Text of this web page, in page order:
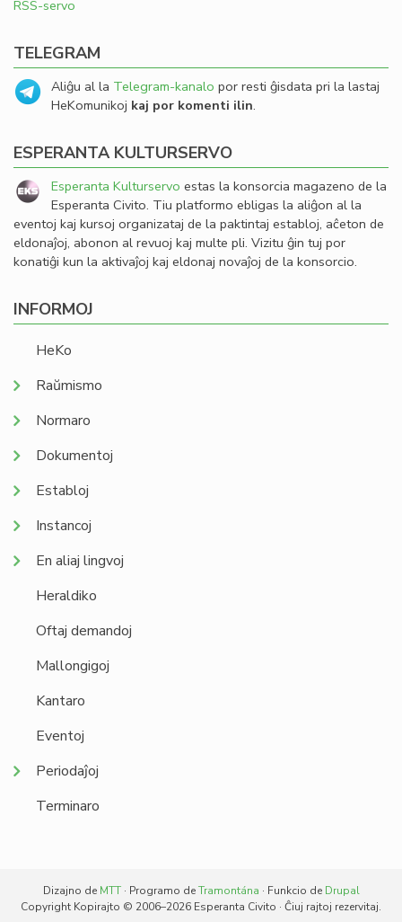
RSS-servo
TELEGRAM
Aliĝu al la Telegram-kanalo por resti ĝisdata pri la lastaj
HeKomunikoj kaj por komenti ilin.
ESPERANTA KULTURSERVO
Esperanta Kulturservo estas la konsorcia magazeno de la
Esperanta Civito. Tiu platformo ebligas la aliĝon al la
eventoj kaj kursoj organizataj de la paktintaj establoj, aĉeton de
eldonaĵoj, abonon al revuoj kaj multe pli. Vizitu ĝin tuj por
konatiĝi kun la aktivaĵoj kaj eldonaj novaĵoj de la konsorcio.
INFORMOJ
HeKo
Raŭmismo
Normaro
Dokumentoj
Establoj
Instancoj
En aliaj lingvoj
Heraldiko
Oftaj demandoj
Mallongigoj
Kantaro
Eventoj
Periodaĵoj
Terminaro
Dizajno de MTT· Programo deTramontána · Funkcio de Drupal
Copyright Kopirajto © 2006–2026 Esperanta Civito · Ĉiuj rajtoj rezervitaj.